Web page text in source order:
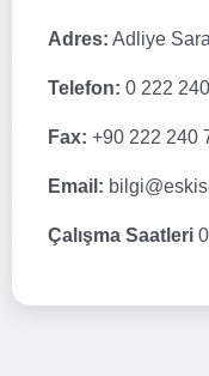
Adres: Adliye
Telefon: 0 222
Fax: +90 222 240
Email:
Çalışma Saatleri